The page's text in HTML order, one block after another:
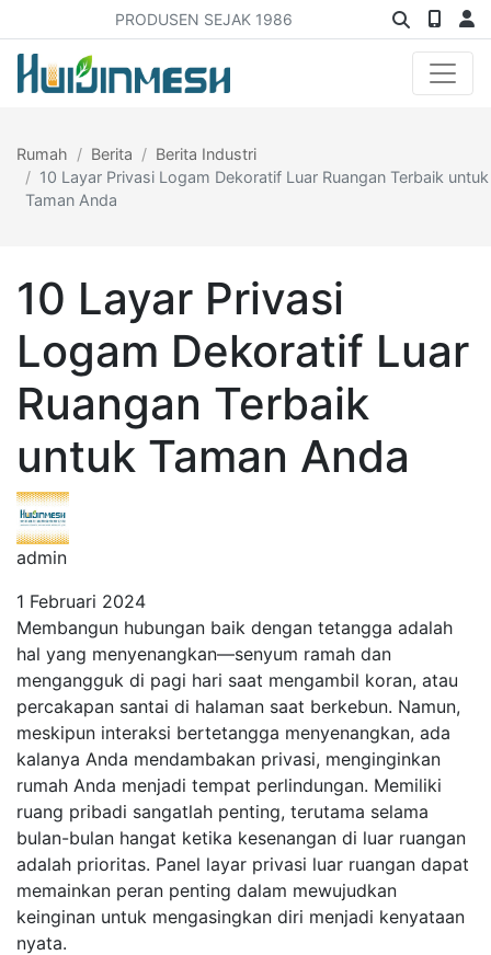
PRODUSEN SEJAK 1986
Rumah Berita
Berita Industri
10 Layar Privasi Logam Dekoratif Luar Ruangan Terbaik untuk
Taman Anda
10 Layar Privasi
Logam Dekoratif Luar
Ruangan Terbaik
untuk Taman Anda
admin
1 Februari 2024
Membangun hubungan baik dengan tetangga adalah
hal yang menyenangkan—senyum ramah dan
mengangguk di pagi hari saat mengambil koran, atau
percakapan santai di halaman saat berkebun. Namun,
meskipun interaksi bertetangga menyenangkan, ada
kalanya Anda mendambakan privasi, menginginkan
rumah Anda menjadi tempat perlindungan. Memiliki
ruang pribadi sangatlah penting, terutama selama
bulan-bulan hangat ketika kesenangan di luar ruangan
adalah prioritas. Panel layar privasi luar ruangan dapat
memainkan peran penting dalam mewujudkan
keinginan untuk mengasingkan diri menjadi kenyataan
nyata.